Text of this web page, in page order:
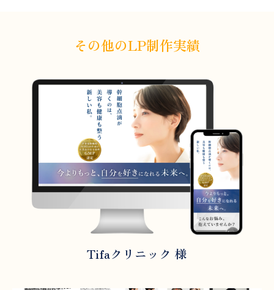
その他のLP制作実績
Tifaクリニック 様